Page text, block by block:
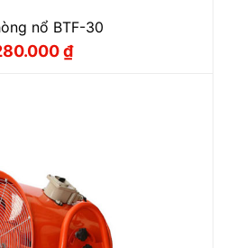
nổ BTF-30
Giá
₫
Giá